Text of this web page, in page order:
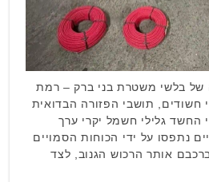
של בלשי משטרת בני ברק – רמת
חשודים, תושבי הפזורה הבדואית
על פי החשד גלילי חשמל יקרי ערך
נתפסו על ידי הכוחות הסמויים
אותר הרכוש הגנוב, לצד